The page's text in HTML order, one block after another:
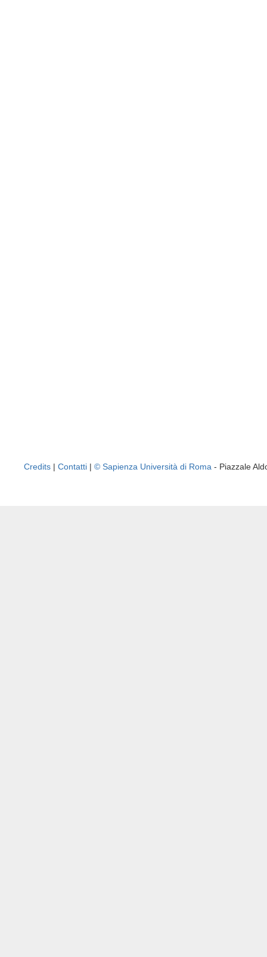
Credits | Contatti | © Sapienza Università di Roma - Piazzale